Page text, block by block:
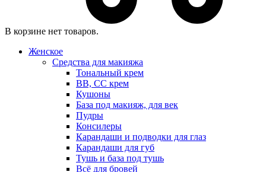
В корзине нет товаров.
Женское
Средства для макияжа
Тональный крем
BB, CC крем
Кушоны
База под макияж, для век
Пудры
Консилеры
Карандаши и подводки для глаз
Карандаши для губ
Тушь и база под тушь
Всё для бровей